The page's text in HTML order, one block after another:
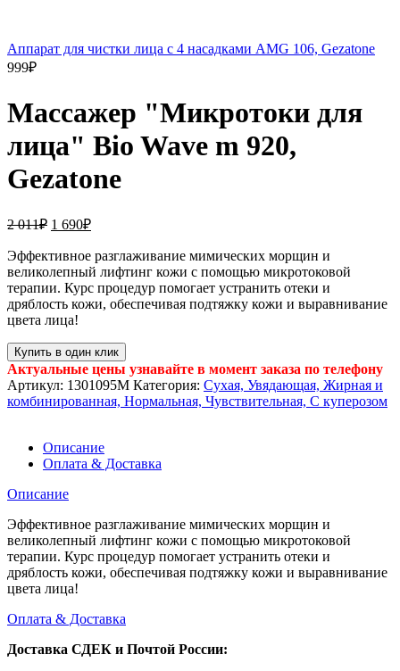
Аппарат для чистки лица с 4 насадками AMG 106, Gezatone
999₽
Массажер "Микротоки для
лица" Bio Wave m 920,
Gezatone
2 011₽ 1 690₽
Эффективное разглаживание мимических морщин и
великолепный лифтинг кожи с помощью микротоковой
терапии. Курс процедур помогает устранить отеки и
дряблость кожи, обеспечивая подтяжку кожи и выравнивание
цвета лица!
Купить в один клик
Актуальные цены узнавайте в момент заказа по телефону
Артикул: 1301095M Категория: Сухая, Увядающая, Жирная и
комбинированная, Нормальная, Чувствительная, С куперозом
Описание
Оплата & Доставка
Описание
Эффективное разглаживание мимических морщин и
великолепный лифтинг кожи с помощью микротоковой
терапии. Курс процедур помогает устранить отеки и
дряблость кожи, обеспечивая подтяжку кожи и выравнивание
цвета лица!
Оплата & Доставка
Доставка СДЕК и Почтой России: